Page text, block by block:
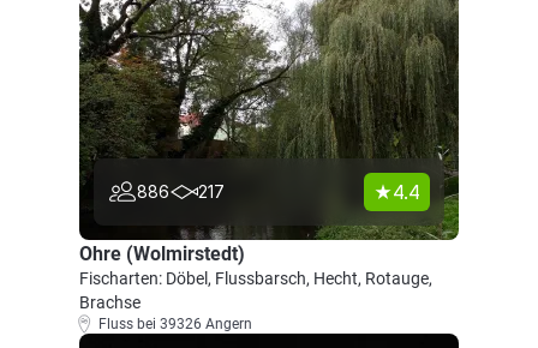
886 217 4.4
Ohre (Wolmirstedt)
Fischarten: Döbel, Flussbarsch, Hecht, Rotauge,
Brachse
Fluss bei 39326 Angern